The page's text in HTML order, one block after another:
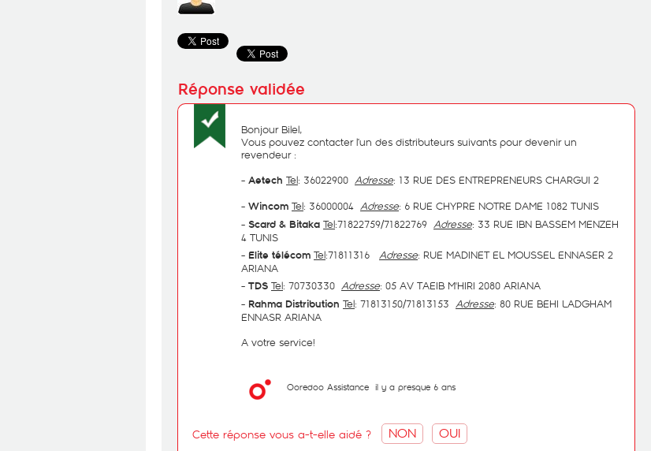
Bonjour Bilel,
Vous pouvez contacter l’un des distributeurs suivants pour devenir un
revendeur :
- Aetech Tel: 36022900 Adresse: 13 RUE DES ENTREPRENEURS CHARGUI 2
- Wincom Tel: 36000004 Adresse: 6 RUE CHYPRE NOTRE DAME 1082 TUNIS
- Scard & Bitaka Tel:71822759/71822769 Adresse: 33 RUE IBN BASSEM MENZEH
4 TUNIS
- Elite télécom Tel:71811316 Adresse: RUE MADINET EL MOUSSEL ENNASER 2
ARIANA
- TDS Tel: 70730330 Adresse: 05 AV TAEIB M'HIRI 2080 ARIANA
- Rahma Distribution Tel: 71813150/71813153 Adresse: 80 RUE BEHI LADGHAM
ENNASR ARIANA
A votre service!
Ooredoo Assistance il y a presque 6 ans
Cette réponse vous a-t-elle aidé ? NON OUI